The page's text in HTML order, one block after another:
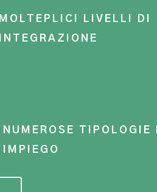
MOLTEPLICI LIVELLI DI
INTEGRAZIONE
NUMEROSE TIPOLOGIE
IMPIEGO